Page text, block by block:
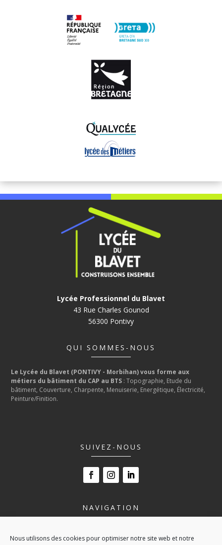
Nous utilisons des cookies pour optimiser notre site web et notre
Lycée Professionnel du Blavet
43 Rue Charles Gounod
56300 Pontivy
QUI SOMMES-NOUS
Le Lycée du Blavet (PONTIVY - Morbihan) vous forme aux
métiers du bâtiment du CAP au BTS : Topographie, Etude du
bâtiment, Couverture, Charpente, Menuiserie, Energétique, Électricité,
Peinture/Finition.
SUIVEZ-NOUS
NAVIGATION